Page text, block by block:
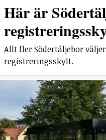
Här är
Allt fler Södertäljebor
registreringsskylt.